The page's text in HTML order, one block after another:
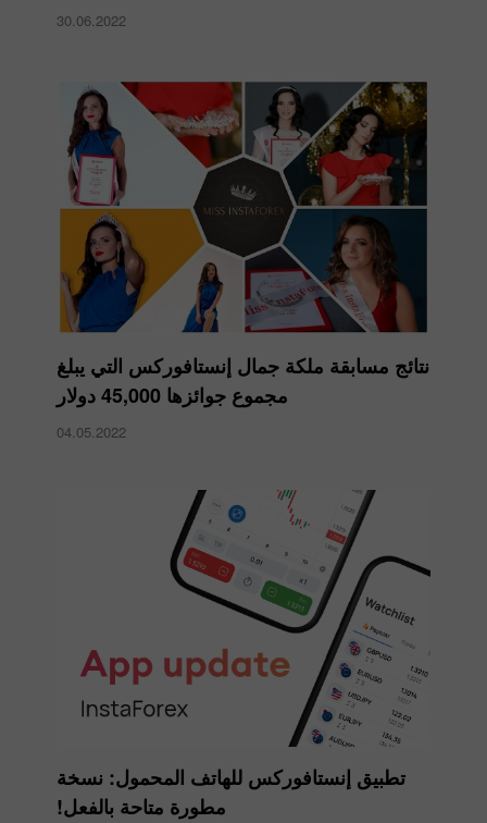
30.06.2022
نتائج مسابقة ملكة جمال إنستافوركس التي يبلغ
مجموع جوائزها 45,000 دولار
04.05.2022
تطبيق إنستافوركس للهاتف المحمول: نسخة
مطورة متاحة بالفعل!